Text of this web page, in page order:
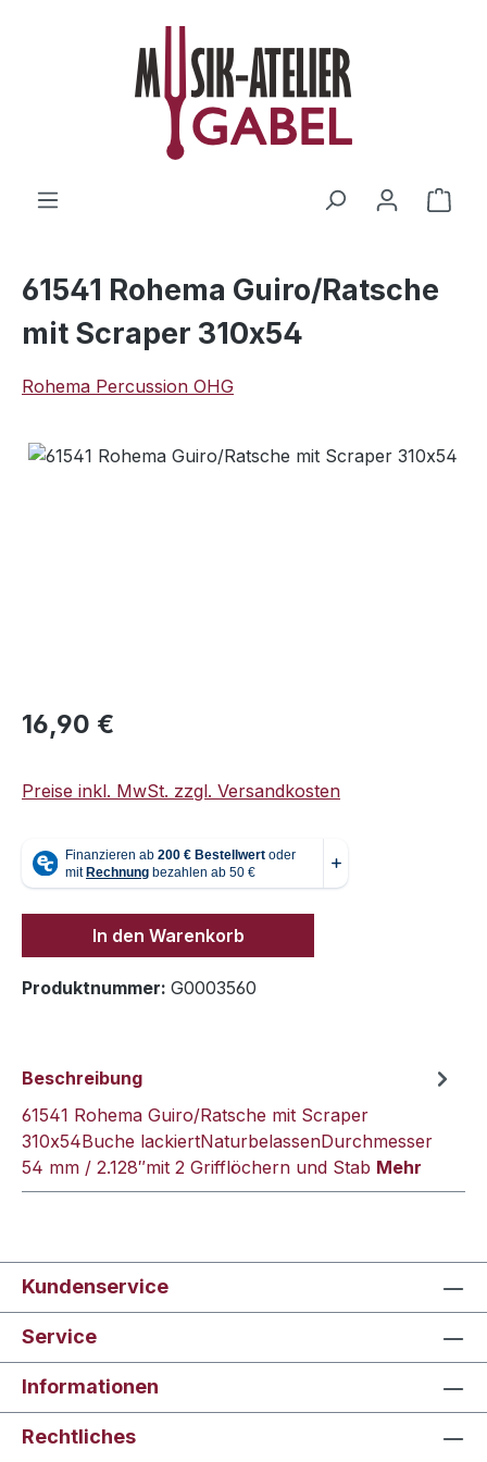
Zum Hauptinhalt springen
61541 Rohema Guiro/Ratsche
mit Scraper 310x54
Rohema Percussion OHG
Regulärer Preis:
16,90 €
Preise inkl. MwSt. zzgl. Versandkosten
In den Warenkorb
Produktnummer: G0003560
Beschreibung
61541 Rohema Guiro/Ratsche mit Scraper
310x54Buche lackiertNaturbelassenDurchmesser
54 mm / 2.128″mit 2 Grifflöchern und Stab Mehr
Kundenservice
Service
Informationen
Rechtliches